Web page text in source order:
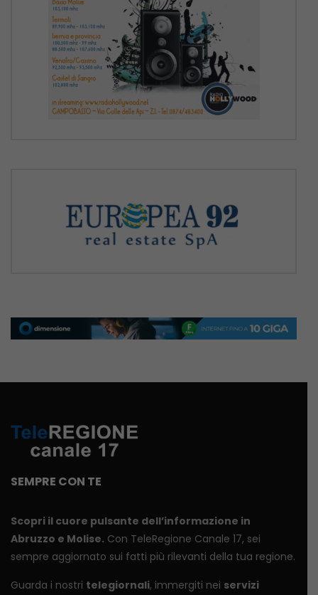
SEMPRE CON TE
Scopri il cuore pulsante dell’informazione in
Abruzzo e Molise. Con TeleRegione Canale 17, sei
sempre aggiornato sui fatti più rilevanti della tua regione.
Guarda i nostri telegiornali, immergiti nei servizi